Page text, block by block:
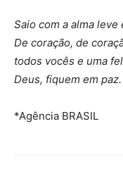
Saio com a alma
De coração, de
todos vocês e uma
Deus, fiquem em paz.
*Agência BRASIL